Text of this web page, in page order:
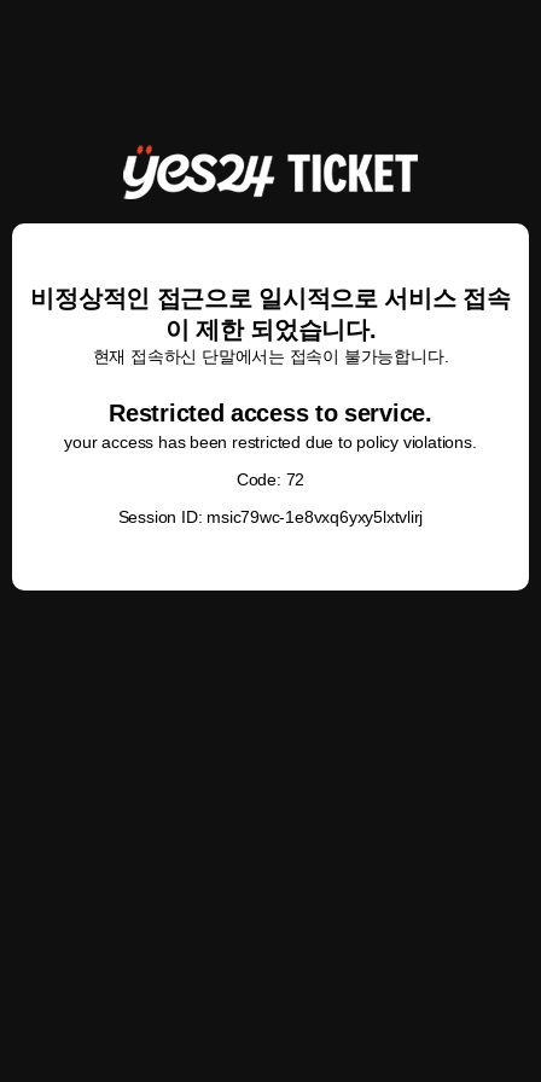
비정상적인 접근으로 일시적으로 서비스 접속
이 제한 되었습니다.
현재 접속하신 단말에서는 접속이 불가능합니다.
Restricted access to service.
your access has been restricted due to policy violations.
Code: 72
Session ID: msic79wc-1e8vxq6yxy5lxtvlirj